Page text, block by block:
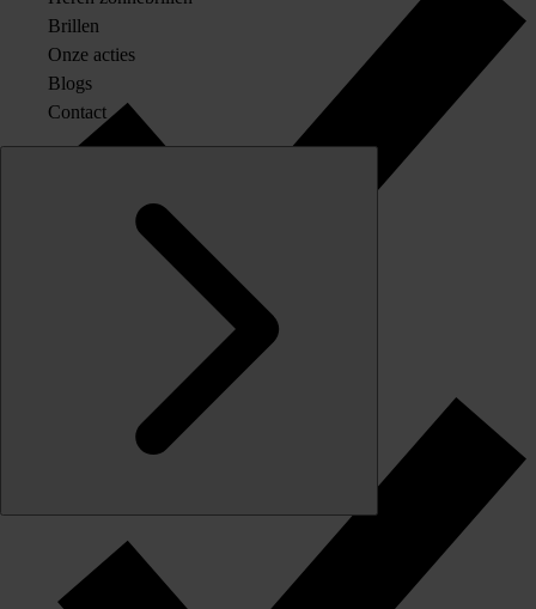
Originele merkglazen op sterkte
Brillen
Onze acties
Blogs
Contact